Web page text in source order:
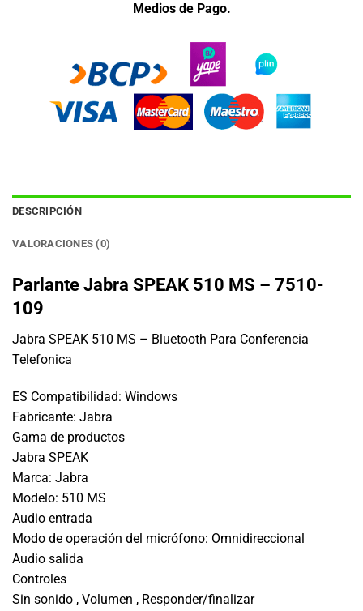
Medios de Pago.
DESCRIPCIÓN
VALORACIONES (0)
Parlante Jabra SPEAK 510 MS – 7510-
109
Jabra SPEAK 510 MS – Bluetooth Para Conferencia
Telefonica
ES Compatibilidad: Windows
Fabricante: Jabra
Gama de productos
Jabra SPEAK
Marca: Jabra
Modelo: 510 MS
Audio entrada
Modo de operación del micrófono: Omnidireccional
Audio salida
Controles
Sin sonido , Volumen , Responder/finalizar